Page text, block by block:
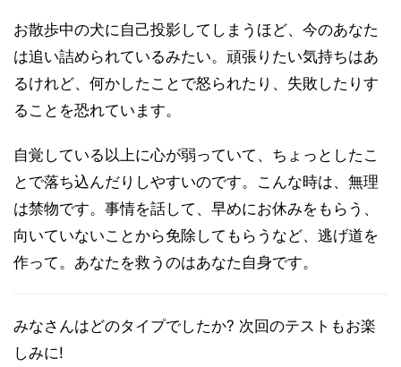
お散歩中の犬に自己投影してしまうほど、今のあなた
は追い詰められているみたい。頑張りたい気持ちはあ
るけれど、何かしたことで怒られたり、失敗したりす
ることを恐れています。
自覚している以上に心が弱っていて、ちょっとしたこ
とで落ち込んだりしやすいのです。こんな時は、無理
は禁物です。事情を話して、早めにお休みをもらう、
向いていないことから免除してもらうなど、逃げ道を
作って。あなたを救うのはあなた自身です。
みなさんはどのタイプでしたか? 次回のテストもお楽
しみに!